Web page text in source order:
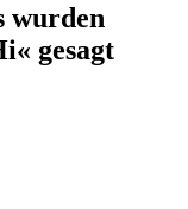
wurden
gesagt